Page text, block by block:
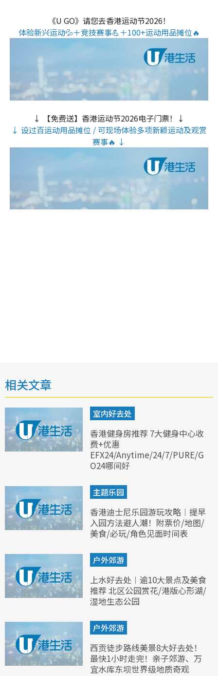
《U GO》请您去香港运动节2026！
体验新兴运动💦＋竞技赛事💪＋100+运动用品摊位🔥
↓ 【免费送】香港运动节2026电子门票！↓
↓ 设过百运动用品摊位 / 可现场体验多项新颖运动及观赏
赛事🔥 ↓
相关文章
室内好去处
香港健身房推荐 7大健身中心收
费+优惠
EFX24/Anytime/24/7/PURE/G
O24哪间好
主题乐园
香港迪士尼乐园游玩攻略︱提早
入园方法避人潮！附票价/地图/
美食/必玩/角色见面时间表
户外郊游
上水好去处︱逾10大景点及美食
推荐 北区公园赏花/港版心形湖/
湿地生态公园
户外郊游
西贡徒步路线美景8大好去处！
最快1小时走完！亲子郊游、万
宜水库东坝世界级地质奇观